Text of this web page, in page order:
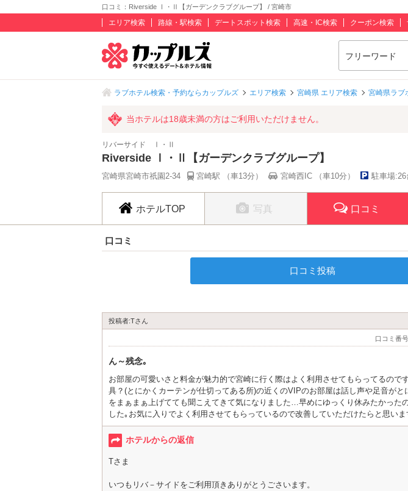
口コミ：Riverside Ⅰ・Ⅱ【ガーデンクラブグループ】 / 宮崎市
エリア検索 路線・駅検索 デートスポット検索 高速・IC検索 クーポン検索
フリーワード
ラブホテル検索・予約ならカップルズ エリア検索 宮崎県 エリア検索 宮崎県ラブ
当ホテルは18歳未満の方はご利用いただけません。
リバーサイド Ⅰ・Ⅱ
Riverside Ⅰ・Ⅱ【ガーデンクラブグループ】
宮崎県宮崎市祇園2-34 宮崎駅 （車13分） 宮崎西IC （車10分） 駐車場:26
ホテルTOP 写真 口コミ
口コミ
口コミ投稿
投稿者:Tさん
口コミ番
ん～残念｡
お部屋の可愛いさと料金が魅力的で宮崎に行く際はよく利用させてもらってるので
具？(とにかくカーテンが仕切ってある所)の近くのVIPのお部屋は話し声や足音が
をまぁまぁ上げてても聞こえてきて気になりました…早めにゆっくり休みたかった
した｡お気に入りでよく利用させてもらっているので改善していただけたらと思いま
ホテルからの返信
Tさま
いつもリバ－サイドをご利用頂きありがとうごさいます。